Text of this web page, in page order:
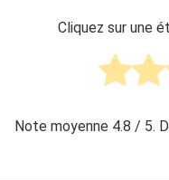
Cliquez sur une
Note moyenne 4.8 / 5.